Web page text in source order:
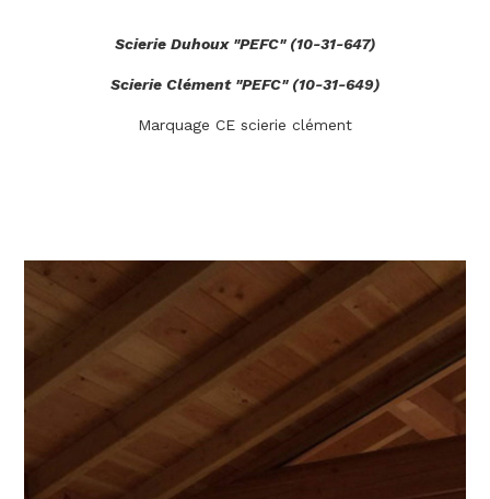
Scierie Duhoux "PEFC" (10-31-647)
Scierie Clément "PEFC" (10-31-649)
Marquage CE scierie clément